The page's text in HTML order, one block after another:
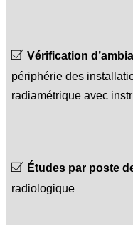
Vérification
périphérie des
radiamétrique avec
Études par poste
radiologique